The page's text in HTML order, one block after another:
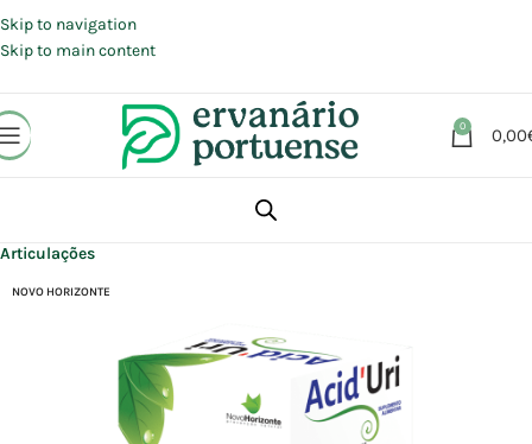
Skip to navigation
Skip to main content
0 0,00
Suplementos alimentares
Articulações
NOVO HORIZONTE